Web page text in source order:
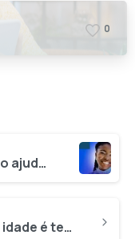
0
Ter um plano odontológico ajuda na saúde da boca e do bolso
Segurança na terceira idade é tema de roda de conversa na Clínica Doutor PASA São Luís